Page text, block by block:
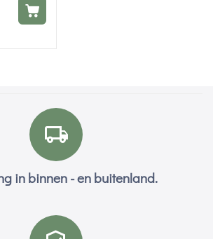
in binnen - en buitenland.